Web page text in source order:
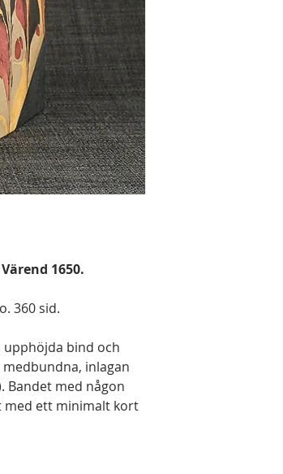
1650.
360 sid.
upphöjda bind och
inlagan
Bandet med någon
med ett minimalt kort